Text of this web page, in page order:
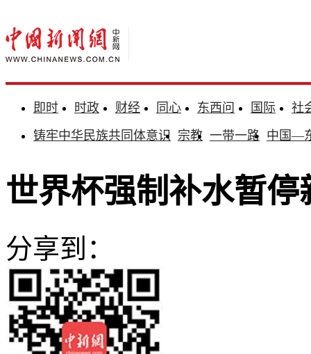
即时 时政 财经 同心 东西问 国际
社
铸牢中华民族共同体意识 宗教 一带一路 中国—
世界杯强制补水暂
分享到：